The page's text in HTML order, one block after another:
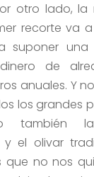
otro lado,
recorte va
suponer
de
anuales. Y
los grandes
también
y el olivar
que no nos